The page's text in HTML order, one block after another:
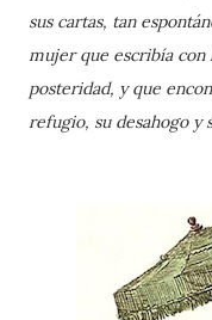
sus cartas, tan
mujer que escribía con
posteridad, y que
refugio, su desahogo